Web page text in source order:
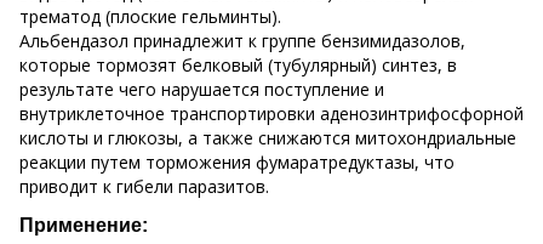
трематод (плоские гельминты).
Альбендазол принадлежит к группе бензимидазолов,
которые тормозят белковый (тубулярный) синтез, в
результате чего нарушается поступление и
внутриклеточное транспортировки аденозинтрифосфорной
кислоты и глюкозы, а также снижаются митохондриальные
реакции путем торможения фумаратредуктазы, что
приводит к гибели паразитов.
Применение: